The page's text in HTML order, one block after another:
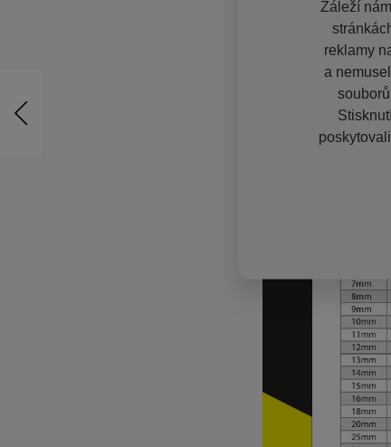
Záleží
reklamy
a